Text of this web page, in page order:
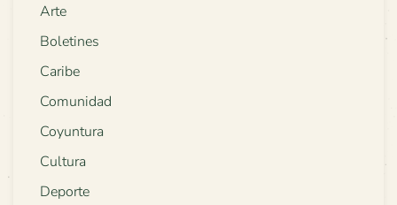
Arte
Boletines
Caribe
Comunidad
Coyuntura
Cultura
Deporte